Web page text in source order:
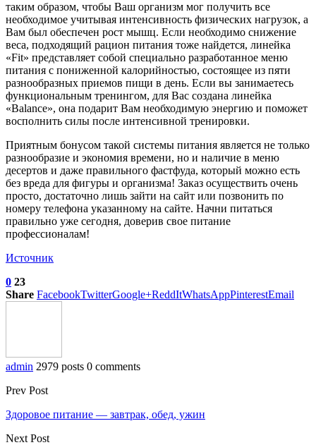
таким образом, чтобы Ваш организм мог получить все
необходимое учитывая интенсивность физических нагрузок, а
Вам был обеспечен рост мышц. Если необходимо снижение
веса, подходящий рацион питания тоже найдется, линейка
«Fit» представляет собой специально разработанное меню
питания с пониженной калорийностью, состоящее из пяти
разнообразных приемов пищи в день. Если вы занимаетесь
функциональным тренингом, для Вас создана линейка
«Balance», она подарит Вам необходимую энергию и поможет
восполнить силы после интенсивной тренировки.
Приятным бонусом такой системы питания является не только
разнообразие и экономия времени, но и наличие в меню
десертов и даже правильного фастфуда, который можно есть
без вреда для фигуры и организма! Заказ осуществить очень
просто, достаточно лишь зайти на сайт или позвонить по
номеру телефона указанному на сайте. Начни питаться
правильно уже сегодня, доверив свое питание
профессионалам!
Источник
0 23
Share FacebookTwitterGoogle+ReddItWhatsAppPinterestEmail
admin 2979 posts 0 comments
Prev Post
Здоровое питание — завтрак, обед, ужин
Next Post